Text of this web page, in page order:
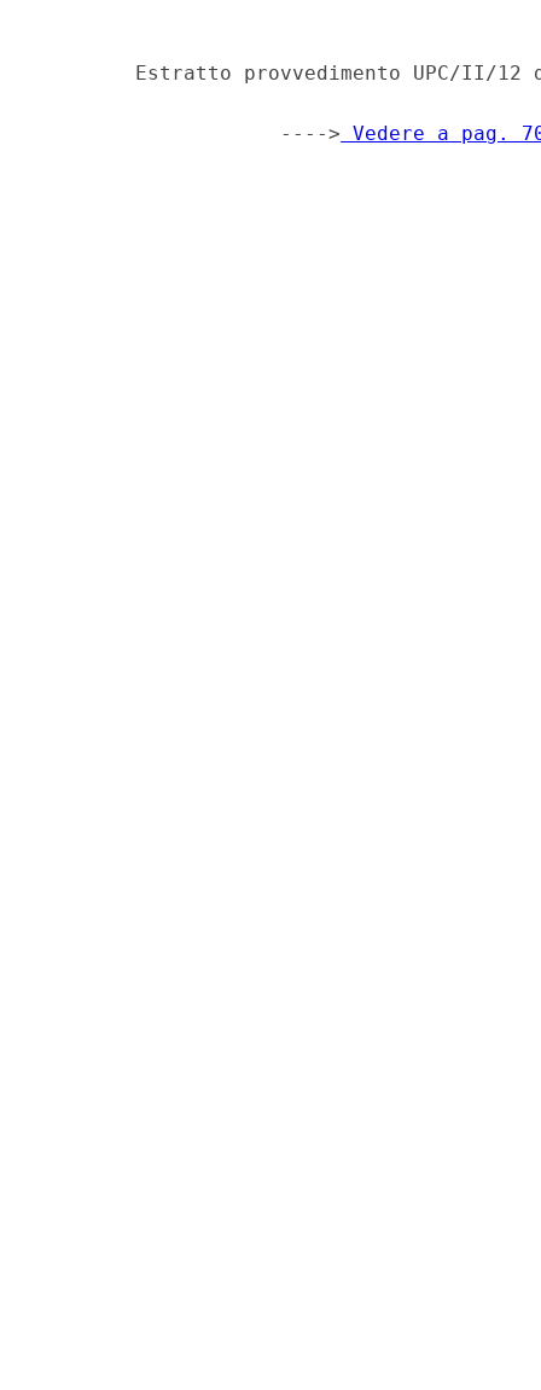
Estratto provvedimento UPC/II/12
                    ---->
Vedere a pag.